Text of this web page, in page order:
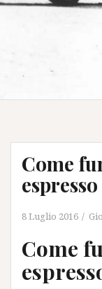
Come
espresso
8 Luglio 2016
Come